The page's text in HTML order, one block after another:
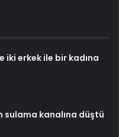
iki erkek ile bir kadına
sulama kanalına düştü